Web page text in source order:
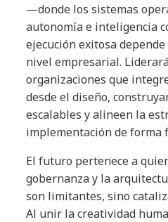
—donde los sistemas
autonomía e inteligencia
ejecución exitosa
nivel empresarial.
organizaciones que
desde el diseño,
escalables y alineen la
implementación de forma
El futuro pertenece a
gobernanza y la
son limitantes, sino
Al unir la creatividad